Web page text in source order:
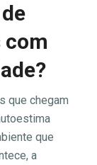
com
que chegam
que
a